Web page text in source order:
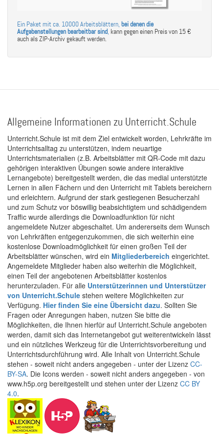
Ein Paket mit ca. 10000 Arbeitsblättern, bei denen die
Aufgabenstellungen bearbeitbar sind, kann gegen einen Preis von 15 €
auch als ZIP-Archiv gekauft werden.
Allgemeine Informationen zu Unterricht.Schule
Unterricht.Schule ist mit dem Ziel entwickelt worden, Lehrkräfte im
Unterrichtsalltag zu unterstützen, indem neuartige
Unterrichtsmaterialien (z.B. Arbeitsblätter mit QR-Code mit dazu
gehörigen interaktiven Übungen sowie andere interaktive
Lernangebote) bereitgestellt werden, die das medial unterstützte
Lernen in allen Fächern und den Unterricht mit Tablets bereichern
und erleichtern. Aufgrund der stark gestiegenen Besucherzahl
und zum Schutz vor böswillig beabsichtigtem und schädigendem
Traffic wurde allerdings die Downloadfunktion für nicht
angemeldete Nutzer abgeschaltet. Um andererseits dem Wunsch
von Lehrkräften entgegenzukommen, die sich weiterhin eine
kostenlose Downloadmöglichkeit für einen großen Teil der
Arbeitsblätter wünschen, wird ein Mitgliederbereich eingerichtet.
Angemeldete Mitglieder haben also weiterhin die Möglichkeit,
einen Teil der angebotenen Arbeitsblätter kostenlos
herunterzuladen. Für alle Unterstützerinnen und Unterstützer
von Unterricht.Schule stehen weitere Möglichkeiten zur
Verfügung. Hier finden Sie eine Übersicht dazu. Sollten Sie
Fragen oder Anregungen haben, nutzen Sie bitte die
Möglichkeiten, die Ihnen hierfür auf Unterricht.Schule angeboten
werden, damit sich das Internetangebot gut weiterentwickeln lässt
und ein nützliches Werkzeug für die Unterrichtsvorbereitung und
Unterrichtsdurchführung wird. Alle Inhalt von Unterricht.Schule
stehen - soweit nicht anders angegeben - unter der Lizenz CC-
BY-SA. Die Icons werden - soweit nicht anders angegeben - von
www.h5p.org bereitgestellt und stehen unter der Lizenz CC BY
4.0.